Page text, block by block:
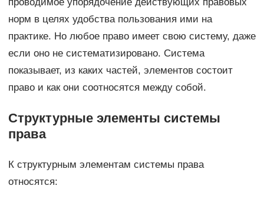
проводимое упорядочение действующих правовых
норм в целях удобства пользования ими на
практике. Но любое право имеет свою систему, даже
если оно не систематизировано. Система
показывает, из каких частей, элементов состоит
право и как они соотносятся между собой.
Структурные элементы системы
права
К структурным элементам системы права
относятся: